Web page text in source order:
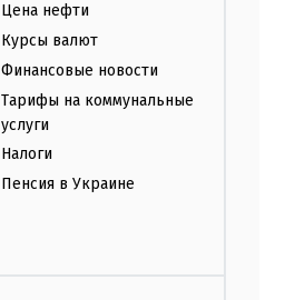
Цена нефти
Курсы валют
Финансовые новости
Тарифы на коммунальные
услуги
Налоги
Пенсия в Украине